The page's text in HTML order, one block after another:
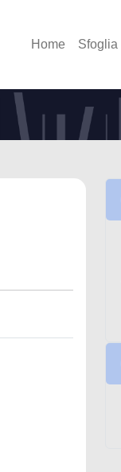
Home Sfoglia